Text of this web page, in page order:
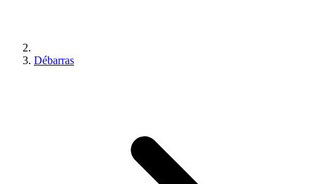
Débarras